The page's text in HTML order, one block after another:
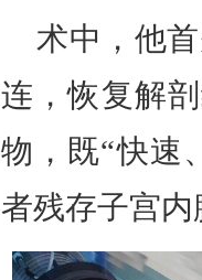
术中，他
连，恢复解
物，既“快速
者残存子宫